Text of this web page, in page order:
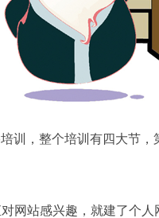
训，整个培训有四大节
网站感兴趣，就建了个